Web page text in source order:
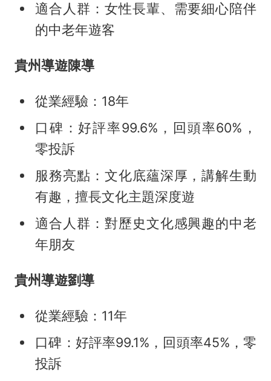
適合人群：女性長輩、需要細心陪伴
的中老年遊客
貴州導遊陳導
從業經驗：18年
口碑：好評率99.6%，回頭率60%，
零投訴
服務亮點：文化底蘊深厚，講解生動
有趣，擅長文化主題深度遊
適合人群：對歷史文化感興趣的中老
年朋友
貴州導遊劉導
從業經驗：11年
口碑：好評率99.1%，回頭率45%，零
投訴